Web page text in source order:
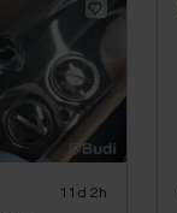
11d 2h